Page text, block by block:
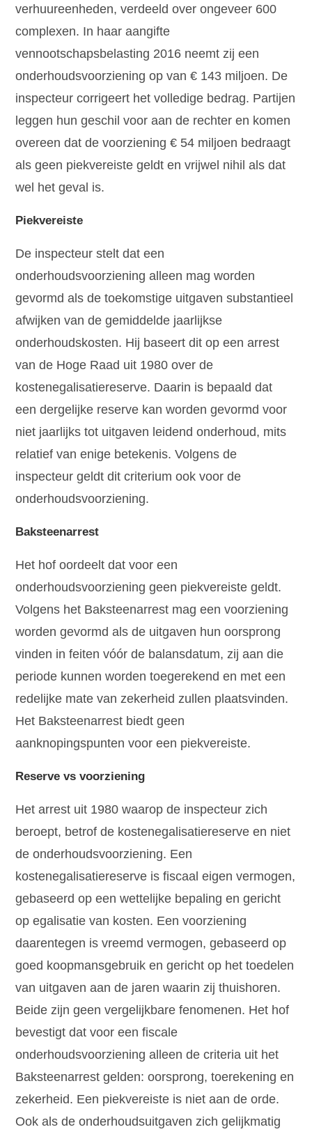
verhuureenheden, verdeeld over ongeveer 600
complexen. In haar aangifte
vennootschapsbelasting 2016 neemt zij een
onderhoudsvoorziening op van € 143 miljoen. De
inspecteur corrigeert het volledige bedrag. Partijen
leggen hun geschil voor aan de rechter en komen
overeen dat de voorziening € 54 miljoen bedraagt
als geen piekvereiste geldt en vrijwel nihil als dat
wel het geval is.
Piekvereiste
De inspecteur stelt dat een
onderhoudsvoorziening alleen mag worden
gevormd als de toekomstige uitgaven substantieel
afwijken van de gemiddelde jaarlijkse
onderhoudskosten. Hij baseert dit op een arrest
van de Hoge Raad uit 1980 over de
kostenegalisatiereserve. Daarin is bepaald dat
een dergelijke reserve kan worden gevormd voor
niet jaarlijks tot uitgaven leidend onderhoud, mits
relatief van enige betekenis. Volgens de
inspecteur geldt dit criterium ook voor de
onderhoudsvoorziening.
Baksteenarrest
Het hof oordeelt dat voor een
onderhoudsvoorziening geen piekvereiste geldt.
Volgens het Baksteenarrest mag een voorziening
worden gevormd als de uitgaven hun oorsprong
vinden in feiten vóór de balansdatum, zij aan die
periode kunnen worden toegerekend en met een
redelijke mate van zekerheid zullen plaatsvinden.
Het Baksteenarrest biedt geen
aanknopingspunten voor een piekvereiste.
Reserve vs voorziening
Het arrest uit 1980 waarop de inspecteur zich
beroept, betrof de kostenegalisatiereserve en niet
de onderhoudsvoorziening. Een
kostenegalisatiereserve is fiscaal eigen vermogen,
gebaseerd op een wettelijke bepaling en gericht
op egalisatie van kosten. Een voorziening
daarentegen is vreemd vermogen, gebaseerd op
goed koopmansgebruik en gericht op het toedelen
van uitgaven aan de jaren waarin zij thuishoren.
Beide zijn geen vergelijkbare fenomenen. Het hof
bevestigt dat voor een fiscale
onderhoudsvoorziening alleen de criteria uit het
Baksteenarrest gelden: oorsprong, toerekening en
zekerheid. Een piekvereiste is niet aan de orde.
Ook als de onderhoudsuitgaven zich gelijkmatig